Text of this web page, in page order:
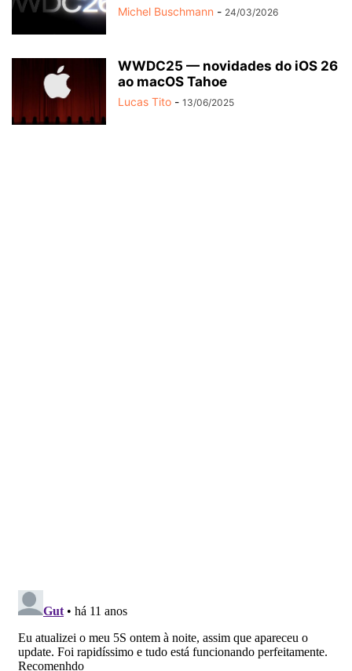
Michel Buschmann - 24/03/2026
WWDC25 — novidades do iOS 26
ao macOS Tahoe
Lucas Tito - 13/06/2025